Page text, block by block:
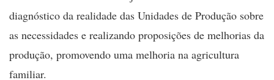
diagnóstico da realidade das Unidades de Produção sobre
as necessidades e realizando proposições de melhorias da
produção, promovendo uma melhoria na agricultura
familiar.